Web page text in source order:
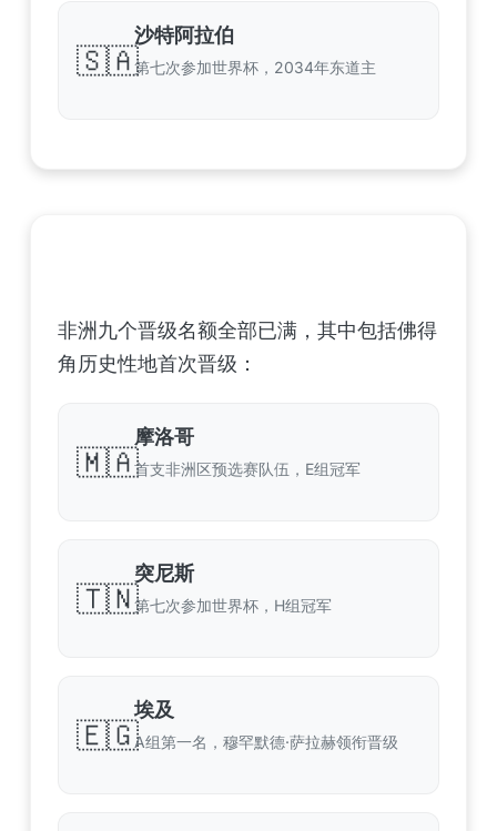
🇸🇦
沙特阿拉伯
第七次参加世界杯，2034年东道主
非洲九个晋级名额全部已满，其中包括佛得
角历史性地首次晋级：
🇲🇦
摩洛哥
首支非洲区预选赛队伍，E组冠军
🇹🇳
突尼斯
第七次参加世界杯，H组冠军
🇪🇬
埃及
A组第一名，穆罕默德·萨拉赫领衔晋级